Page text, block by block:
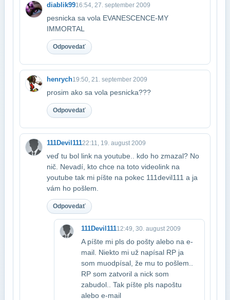
diablik9916:54, 27. september 2009
pesnicka sa vola EVANESCENCE-MY
IMMORTAL
Odpovedať
henrych19:50, 21. september 2009
prosim ako sa vola pesnicka???
Odpovedať
111Devil11122:11, 19. august 2009
veď tu bol link na youtube.. kdo ho zmazal? No
nič. Nevadí, kto chce na toto video​link na
youtube tak mi píšte na pokec 111devil111 a ja
vám ho pošlem.
Odpovedať
111Devil11112:49, 30. august 2009
A píšte mi pls do pošty alebo na e-
mail. Niekto mi už napísal RP ja
som mu​odpísal, že mu to pošlem..
RP som zatvoril a nick som
zabudol.. Tak píšte pls na​poštu
alebo e-mail